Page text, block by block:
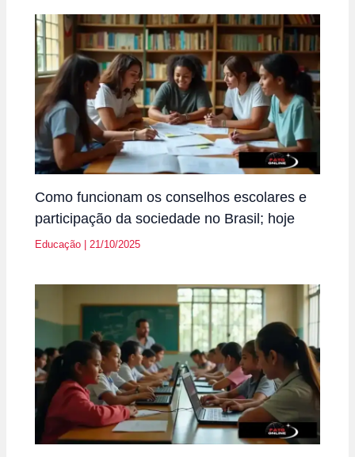
Como funcionam os conselhos escolares e
participação da sociedade no Brasil; hoje
Educação |21/10/2025